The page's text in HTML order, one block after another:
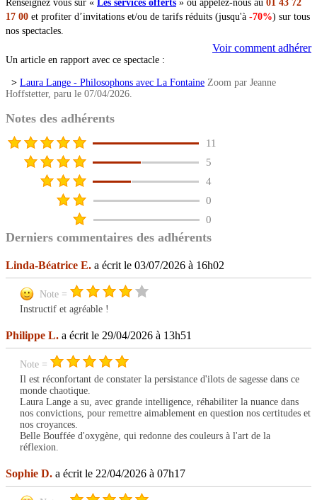
Renseignez vous sur « Les services offerts » ou appelez-nous au 01 43 72
17 00 et profiter d’invitations et/ou de tarifs réduits (jusqu'à -70%) sur tous
nos spectacles.
Voir comment adhérer
Un article en rapport avec ce spectacle :
> Laura Lange - Philosophons avec La Fontaine Zoom par Jeanne
Hoffstetter, paru le 07/04/2026.
Notes des adhérents
11
5
4
0
0
Derniers commentaires des adhérents
Linda-Béatrice E. a écrit le 03/07/2026 à 16h02
Note =
Instructif et agréable !
Philippe L. a écrit le 29/04/2026 à 13h51
Note =
Il est réconfortant de constater la persistance d'ilots de sagesse dans ce
monde chaotique.
Laura Lange a su, avec grande intelligence, réhabiliter la nuance dans
nos convictions, pour remettre aimablement en question nos certitudes et
nos croyances.
Belle Bouffée d'oxygène, qui redonne des couleurs à l'art de la
réflexion.
Sophie D. a écrit le 22/04/2026 à 07h17